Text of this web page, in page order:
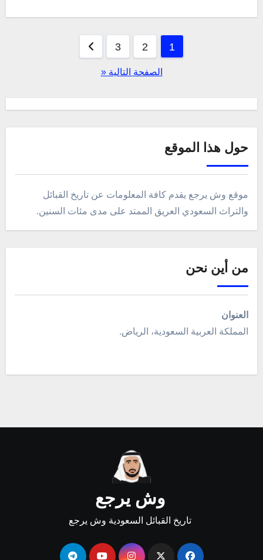
pagination
1
2
3
الصفحة التالية «
حول هذا الموقع
موقع وش يرجع يقدم كافة المعلومات عن تاريخ القبائل
والتراث السعودي العريق الممتد على مدى مئات السنين.
من أين نحن
العنوان
المملكة العربية السعودية، الرياض.
وش يرجع
تاريخ القبائل السعودية وش يرجع